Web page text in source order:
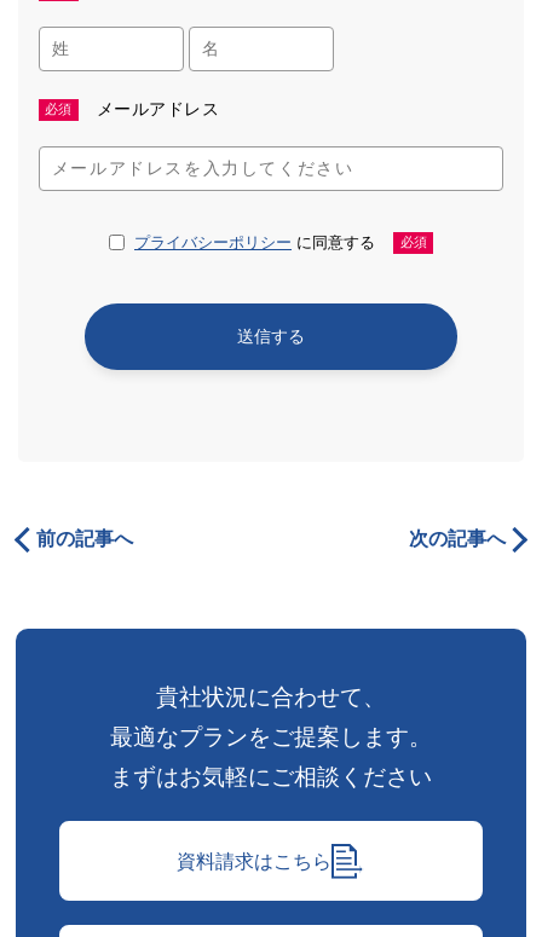
必須 メールアドレス
プライバシーポリシー に同意する 必須
前の記事へ 次の記事へ
貴社状況に合わせて、
最適なプランをご提案します。
まずはお気軽にご相談ください
資料請求はこちら